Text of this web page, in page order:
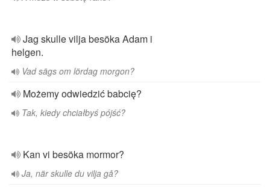
Jag skulle vilja besöka Adam i
helgen.
Vad sägs om lördag morgon?
Możemy odwiedzić babcię?
Tak, kiedy chciałbyś pójść?
Kan vi besöka mormor?
Ja, när skulle du vilja gå?